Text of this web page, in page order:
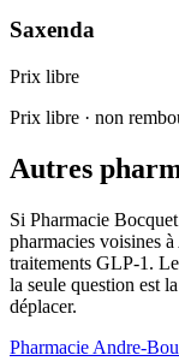
Saxenda
Prix libre
Prix libre · non
Autres
Si Pharmacie
pharmacies voisines
traitements GLP-1.
la seule question est
déplacer.
Pharmacie Andre-